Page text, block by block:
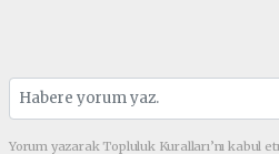
Yorum yazarak Topluluk Kuralları’nı kabul